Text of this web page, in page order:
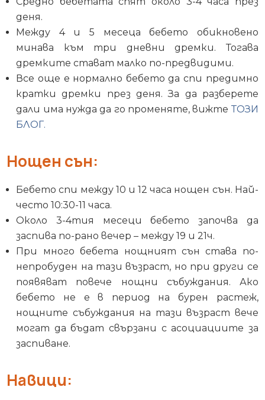
деня.
Между 4 и 5 месеца бебето обикновено
минава към три дневни дремки. Тогава
дремките стават малко по-предвидими.
Все още е нормално бебето да спи предимно
кратки дремки през деня. За да разберете
дали има нужда да го променяте, вижте ТОЗИ
БЛОГ.
Нощен сън:
Бебето спи между 10 и 12 часа нощен сън. Най-
често 10:30-11 часа.
Около 3-4тия месеци бебето започва да
заспива по-рано вечер – между 19 и 21ч.
При много бебета нощният сън става по-
непробуден на тази възраст, но при други се
появяват повече нощни събуждания. Ако
бебето не е в период на бурен растеж,
нощните събуждания на тази възраст вече
могат да бъдат свързани с асоциациите за
заспиване.
Навици: